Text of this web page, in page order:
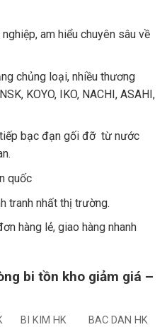
am hiểu chuyên sâu về
chủng loại, nhiều thương
KOYO, IKO, NACHI, ASAHI,
bạc đạn gối đỡ từ nước
quốc
tranh nhất thị trường.
hàng lẻ, giao hàng nhanh
bi tồn kho giảm giá –
BI KIM HK
BAC DAN HK